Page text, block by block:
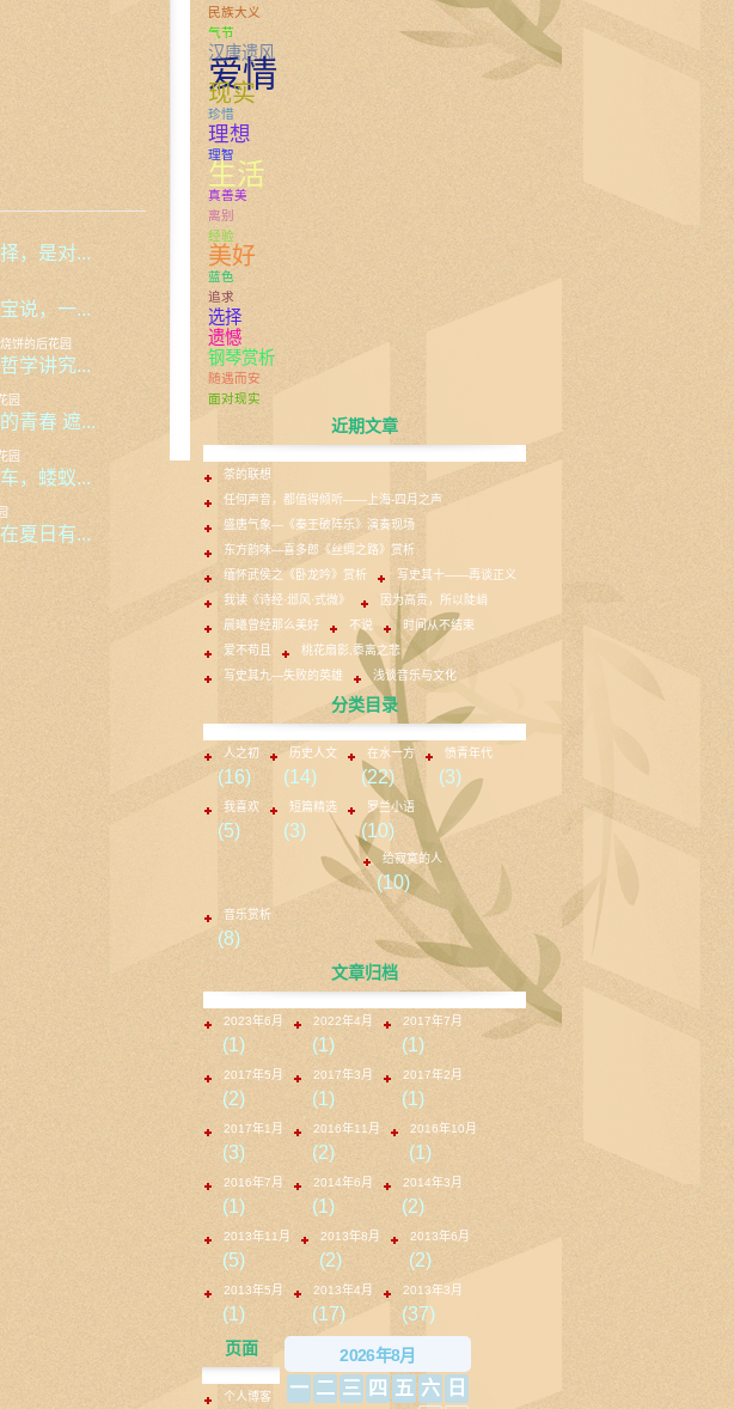
，是对...
说，一...
饼的后花园
讲究...
园
青春 遮...
园
蝼蚁...
日有...
民族大义
气节
汉唐遗风
爱情
现实
珍惜
理想
理智
生活
真善美
离别
经验
美好
蓝色
追求
选择
遗憾
钢琴赏析
随遇而安
面对现实
近期文章
茶的联想
任何声音，都值得倾听——上海-四月之声
盛唐气象—《秦王破阵乐》演奏现场
东方韵味—喜多郎《丝绸之路》赏析
缅怀武侯之《卧龙吟》赏析
写史其十——再谈正义
我读《诗经·邶风·式微》
因为高贵，所以陡峭
晨曦曾经那么美好
不说
时间从不结束
爱不苟且
桃花扇影,黍离之悲
写史其九—失败的英雄
浅谈音乐与文化
分类目录
人之初
(16)
历史人文
(14)
在水一方
(22)
愤青年代
(3)
我喜欢
(5)
短篇精选
(3)
罗兰小语
(10)
给寂寞的人
(10)
音乐赏析
(8)
文章归档
2023年6月
(1)
2022年4月
(1)
2017年7月
(1)
2017年5月
(2)
2017年3月
(1)
2017年2月
(1)
2017年1月
(3)
2016年11月
(2)
2016年10月
(1)
2016年7月
(1)
2014年6月
(1)
2014年3月
(2)
2013年11月
(5)
2013年8月
(2)
2013年6月
(2)
2013年5月
(1)
2013年4月
(17)
2013年3月
(37)
页面
个人博客
2026年8月
一 二 三 四 五 六 日